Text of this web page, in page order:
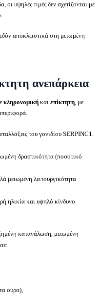
οι υψηλές τιμές δεν σχετίζονται με
αποκλειστικά στη μειωμένη
ανεπάρκεια
κληρονομική και επίκτητη, με
του γονιδίου SERPINC1.
δραστικότητα (ποσοτικό
μειωμένη λειτουργικότητα
ηλικία και υψηλό κίνδυνο
κατανάλωση, μειωμένη
ούρα),